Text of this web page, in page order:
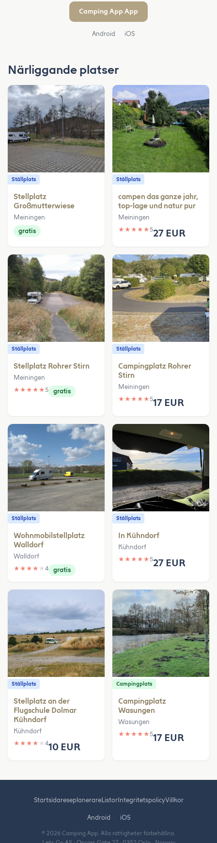
Camping App App
Android iOS
Närliggande platser
Ställplats
Stellplatz
Großmutterwiese
Meiningen
gratis
Ställplats
campen das ganze jahr,
top-lage und natur pur
Meiningen
★ ★ ★ ★ ★527 EUR
Ställplats
Stellplatz Rohrer Stirn
Meiningen
★ ★ ★ ★ ★5 gratis
Ställplats
Campingplatz Rohrer
Stirn
Meiningen
★ ★ ★ ★ ★517 EUR
Ställplats
Wohnmobilstellplatz
Walldorf
Walldorf
★ ★ ★ ★ ★ 4 gratis
Ställplats
In Kühndorf
Kühndorf
★ ★ ★ ★ ★527 EUR
Ställplats
Stellplatz an der
Flugschule Dolmar
Kühndorf
Kühndorf
★ ★ ★ ★ ★ 410 EUR
Campingplats
Campingplatz
Wasungen
Wasungen
★ ★ ★ ★ ★517 EUR
StartsidareseplanerareListorIntegritetspolicyVillkor
Android iOS
© 2026 Camping App. Alla rättigheter förbehållna.